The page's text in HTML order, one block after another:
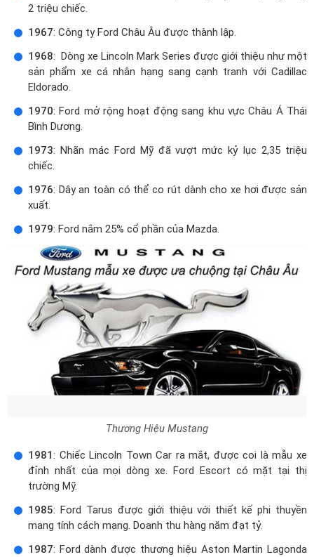
2 triệu chiếc.
1967: Công ty Ford Châu Âu được thành lập.
1968: Dòng xe Lincoln Mark Series được giới thiệu như một
sản phẩm xe cá nhân hạng sang cạnh tranh với Cadillac
Eldorado.
1970: Ford mở rộng hoạt động sang khu vực Châu Á Thái
Bình Dương.
1973: Nhãn mác Ford Mỹ đã vượt mức kỷ lục 2,35 triệu
chiếc.
1976: Dây an toàn có thể co rút dành cho xe hơi được sản
xuất.
1979: Ford nắm 25% cổ phần của Mazda.
Thương Hiệu Mustang
1981: Chiếc Lincoln Town Car ra mắt, được coi là mẫu xe
đỉnh nhất của mọi dòng xe. Ford Escort có mặt tại thị
trường Mỹ.
1985: Ford Tarus được giới thiệu với thiết kế phi thuyền
mang tính cách mạng. Doanh thu hàng năm đạt tỷ.
1987: Ford dành được thương hiệu Aston Martin Lagonda